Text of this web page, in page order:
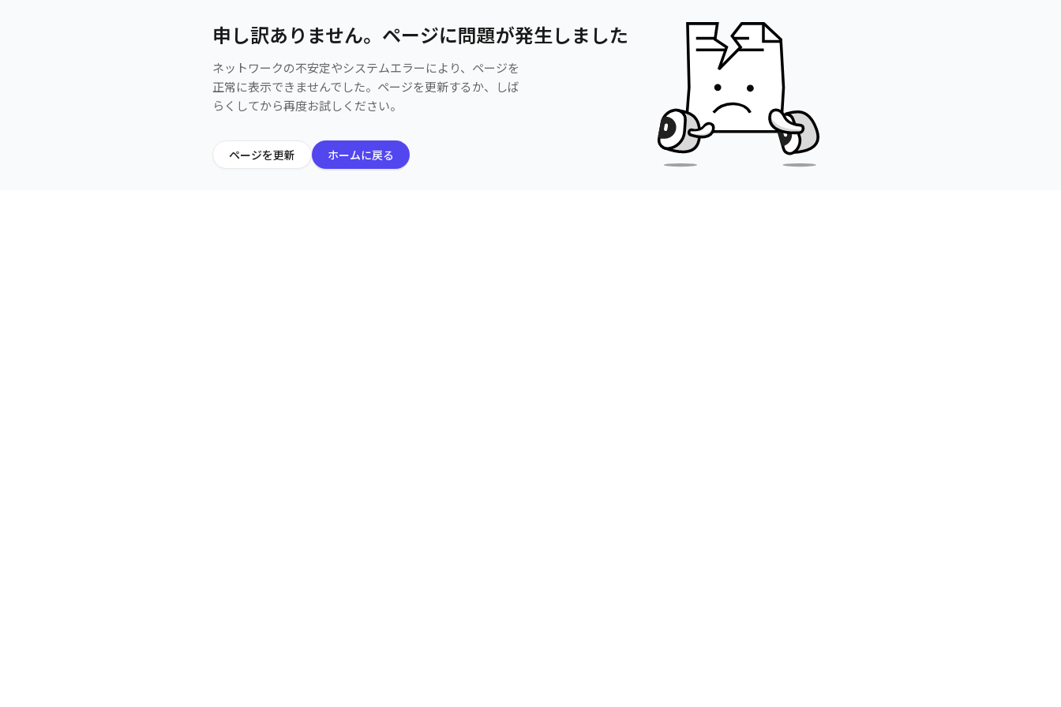
申し訳ありません。ページに問題が発生しました
ネットワークの不安定やシステムエラーにより、ページを
正常に表示できませんでした。ページを更新するか、しば
らくしてから再度お試しください。
ページを更新 ホームに戻る